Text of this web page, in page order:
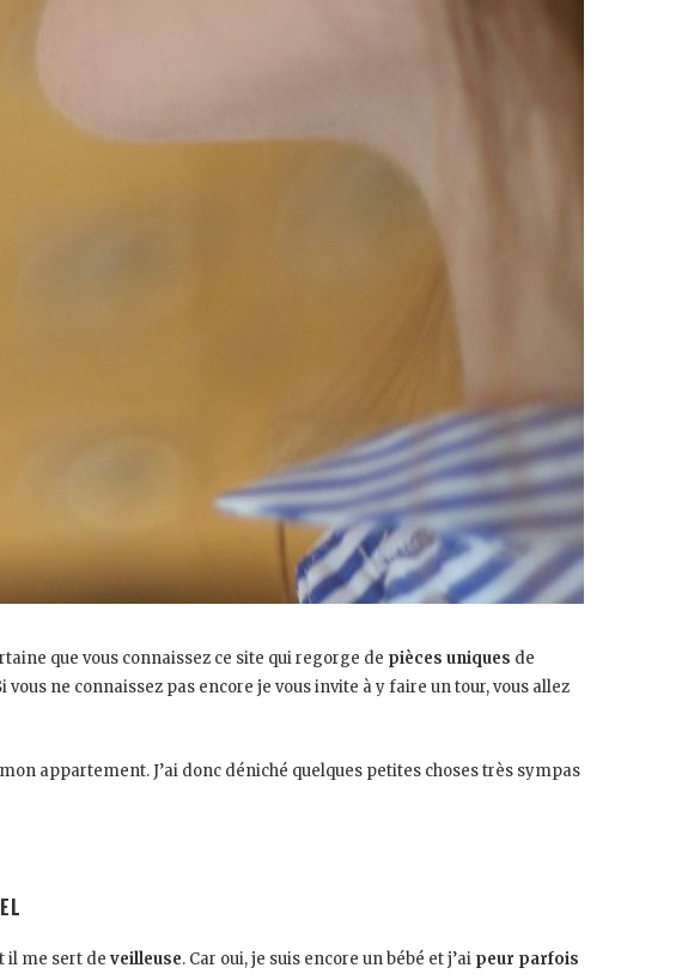
que vous connaissez ce site qui regorge de pièces uniques de
vous ne connaissez pas encore je vous invite à y faire un tour, vous allez
appartement. J’ai donc déniché quelques petites choses très sympas
il me sert de veilleuse. Car oui, je suis encore un bébé et j’ai peur parfois